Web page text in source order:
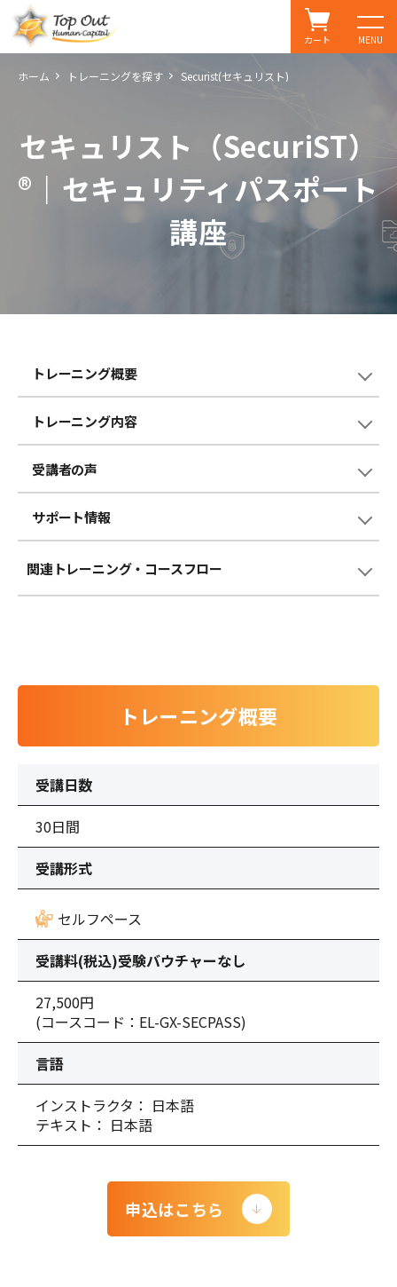
MENU
カート
ホーム トレーニングを探す Securist(セキュリスト)
セキュリスト（SecuriST）
®｜セキュリティパスポート
講座
トレーニング概要
トレーニング内容
受講者の声
サポート情報
関連トレーニング・コースフロー
トレーニング概要
受講日数
30日間
受講形式
セルフペース
受講料(税込)受験バウチャーなし
27,500円
(コースコード：EL-GX-SECPASS)
言語
インストラクタ： 日本語
テキスト： 日本語
申込はこちら